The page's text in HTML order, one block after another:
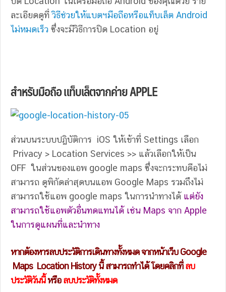
ละเอียดดูที่วิธีช่วยให้แบตฯมือถือหรือแท็บเล็ต Android
ไม่หมดเร็ว ซึ่งจะมีวิธีการปิด Location อยู่
สำหรับมือถือ แท็บเล็ตจากค่าย APPLE
ส่วนบนระบบปฏิบัติการ iOS ให้เข้าที่ Settings เลือก
Privacy > Location Services >> แล้วเลือกให้เป็น
OFF ในส่วนของแอพ google maps ซึ่งจะกระทบคือไม่
สามารถ ดูพิกัดล่าสุดบนแอพ Google Maps รวมถึงไม่
สามารถใช้แอพ google maps ในการนำทางได้ แต่ยัง
สามารถใช้แอพตัวอื่นทดแทนได้ เช่น Maps จาก Apple
ในการดูแผนที่และนำทาง
หากต้องหารลบประวัติการเดินทางทั้งหมด จากหน้าเว็บ Google
Maps Location History นี้ สามารถทำได้ โดยคลิกที่ลบ
ประวัติวันนี้หรือลบประวัติทั้งหมด